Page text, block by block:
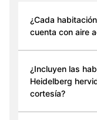
¿Cada
cuenta con aire
¿Incluyen las
Heidelberg
cortesía?